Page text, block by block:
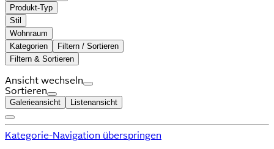
Produkt-Typ
Stil
Wohnraum
Kategorien
Filtern / Sortieren
Filtern & Sortieren
Ansicht wechseln
Sortieren
Galerieansicht Listenansicht
Kategorie-Navigation überspringen